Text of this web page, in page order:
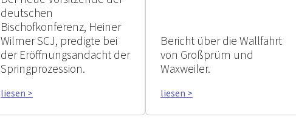
deutschen
Bischofkonferenz, Heiner
Wilmer SCJ, predigte bei
der Eröffnungsandacht der
Springprozession.
liesen >
Bericht über die Wallfahrt
von Großprüm und
Waxweiler.
liesen >